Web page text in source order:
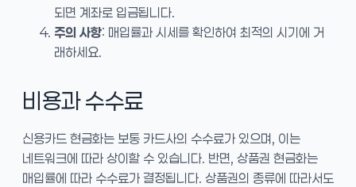
되면 계좌로 입금됩니다.
주의 사항: 매입률과 시세를 확인하여 최적의 시기에 거
래하세요.
비용과 수수료
신용카드 현금화는 보통 카드사의 수수료가 있으며, 이는
네트워크에 따라 상이할 수 있습니다. 반면, 상품권 현금화는
매입률에 따라 수수료가 결정됩니다. 상품권의 종류에 따라서도